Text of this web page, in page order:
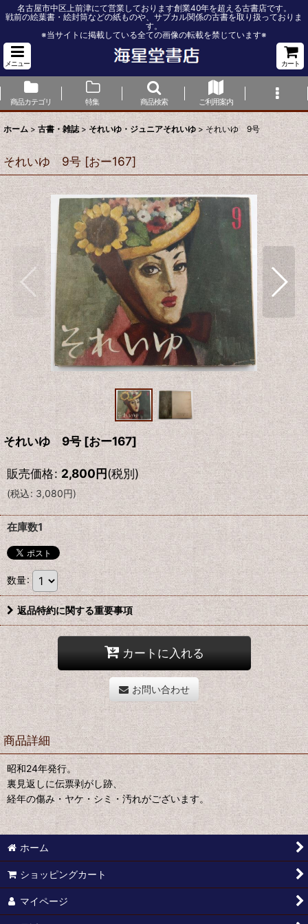
名古屋市中区上前津にて営業しております創業40年を超える古書店です。
戦前の絵葉書・絵封筒などの紙ものや、サブカル関係の古書を取り扱っておりま
す。
※当サイトに掲載している全ての画像の転載を禁じています※
メニュー カート
商品カテゴリ 特集 商品検索 ご利用案内
ホーム > 古書・雑誌 > それいゆ・ジュニアそれいゆ > それいゆ 9号
それいゆ 9号 [おー167]
それいゆ 9号 [おー167]
販売価格: 2,800円(税別)
(税込: 3,080円)
在庫数1
数量:
返品特約に関する重要事項
カートに入れる
お問い合わせ
商品詳細
昭和24年発行。
裏見返しに伝票剥がし跡、
経年の傷み・ヤケ・シミ・汚れがございます。
ホーム
ショッピングカート
マイページ